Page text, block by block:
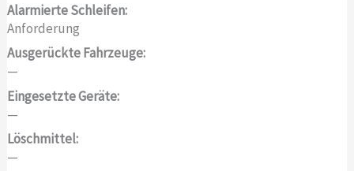
Alarmierte Schleifen:
Anforderung
Ausgerückte Fahrzeuge:
—
Eingesetzte Geräte:
—
Löschmittel:
—